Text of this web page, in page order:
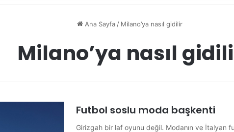
Ana Sayfa / Milano’ya nasıl gidilir
Milano’ya nasıl
Futbol soslu moda başkenti
Girizgah bir laf oyunu değil. Modanın ve İtalyan